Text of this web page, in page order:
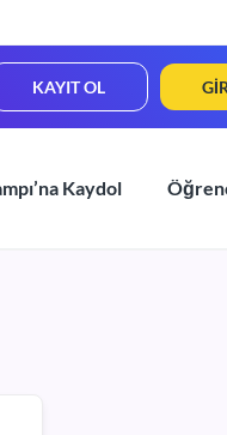
KAYIT OL
Kaydol